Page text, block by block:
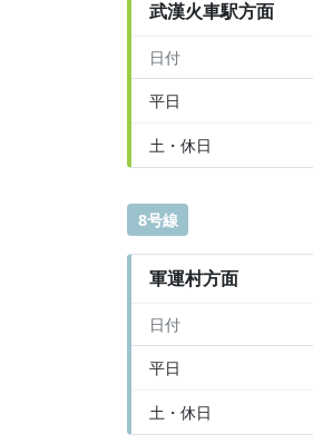
武漢火車駅方面
日付
平日
土・休日
8号線
軍運村方面
日付
平日
土・休日